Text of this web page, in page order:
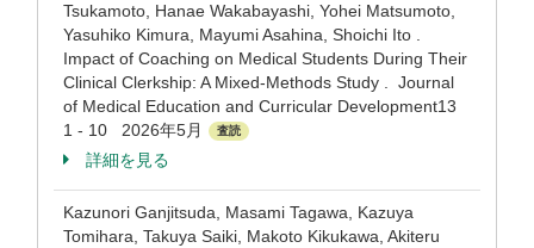
Tsukamoto, Hanae Wakabayashi, Yohei Matsumoto,
Yasuhiko Kimura, Mayumi Asahina, Shoichi Ito .
Impact of Coaching on Medical Students During Their
Clinical Clerkship: A Mixed-Methods Study . Journal
of Medical Education and Curricular Development13
1 - 10 2026年5月
査読
詳細を見る
Kazunori Ganjitsuda, Masami Tagawa, Kazuya
Tomihara, Takuya Saiki, Makoto Kikukawa, Akiteru